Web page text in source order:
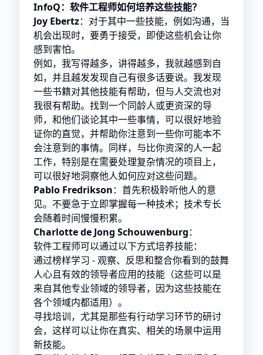
InfoQ：软件工程师如何培养这些技能？
Joy Ebertz：对于其中一些技能，例如沟通，当
机会出现时，要勇于接受，即使这些机会让你
感到害怕。
例如，我写得越多，讲得越多，我就越感到自
如，并且越发发现自己有很多话要说。我发现
一些书籍对其他技能有帮助，但与人交流也对
我很有帮助。找到一个同龄人或更资深的导
师，和他们谈论其中一些事情，可以很好地验
证你的直觉，并帮助你注意到一些你可能本不
会注意到的事情。同样，与比你资深的人一起
工作，特别是在需要处理复杂情况的项目上，
可以很好地洞察他人如何应对这些问题。
Pablo Fredrikson：首先积极聆听他人的意
见。不要急于立即掌握每一种技术；技术专长
会随着时间慢慢积累。
Charlotte de Jong Schouwenburg：
软件工程师可以通过以下方式培养技能：
通过榜样学习 - 观察、反思和整合你看到的鼓舞
人心且有效的领导者应用的技能（这些可以是
来自其他专业领域的领导者，因为这些技能在
各个领域内都适用）。
寻找培训，尤其是那些有行动学习环节的研讨
会，这样可以让你在真实、相关的场景中运用
新技能。